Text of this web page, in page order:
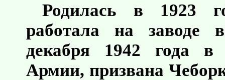
Родилась в 1923
работала на заводе
декабря 1942 года в
Армии, призвана